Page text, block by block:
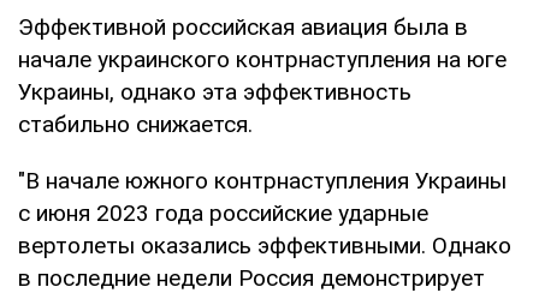
Эффективной российская авиация была в
начале украинского контрнаступления на юге
Украины, однако эта эффективность
стабильно снижается.
"В начале южного контрнаступления Украины
с июня 2023 года российские ударные
вертолеты оказались эффективными. Однако
в последние недели Россия демонстрирует